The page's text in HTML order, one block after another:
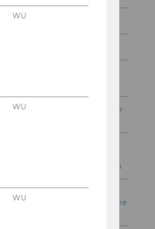
ASCOT-LL
Ergebnisqualität in Wiener
Heimhilfedienstleistungen
Qualitätsindikatoren für die
WU
WU
WU